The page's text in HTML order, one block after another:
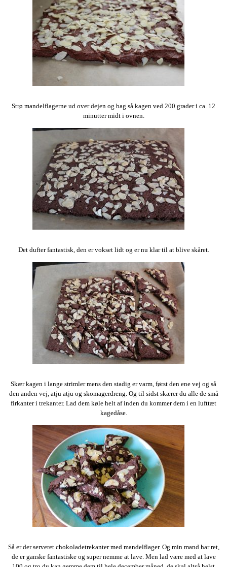
Strø mandelflagerne ud over dejen og bag så kagen ved 200 grader i ca. 12
minutter midt i ovnen.
Det dufter fantastisk, den er vokset lidt og er nu klar til at blive skåret.
Skær kagen i lange strimler mens den stadig er varm, først den ene vej og så
den anden vej, atju atju og skomagerdreng. Og til sidst skærer du alle de små
firkanter i trekanter. Lad dem køle helt af inden du kommer dem i en lufttæt
kagedåse.
Så er der serveret chokoladetrekanter med mandelflager. Og min mand har ret,
de er ganske fantastiske og super nemme at lave. Men lad være med at lave